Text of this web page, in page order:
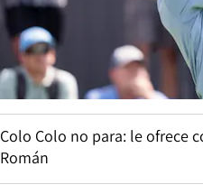
Colo Colo no para: le ofrece
Román